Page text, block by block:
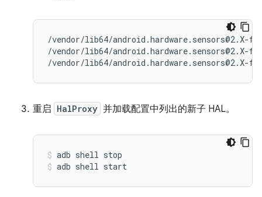
/vendor/lib64/android.hardware.sensors@2.X-
/vendor/lib64/android.hardware.sensors@2.X-
重启 HalProxy 并加载配置中列出的新子 HAL。
adb shell stop
adb shell start